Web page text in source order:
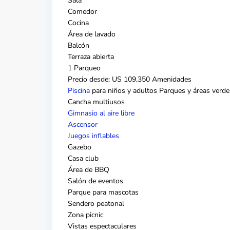
Comedor
Cocina
Área de lavado
Balcón
Terraza abierta
1 Parqueo
Precio desde: US 109,350 Amenidades
Piscina para niños y adultos Parques y áreas
Cancha multiusos
Gimnasio al aire libre
Ascensor
Juegos inflables
Gazebo
Casa club
Área de BBQ
Salón de eventos
Parque para mascotas
Sendero peatonal
Zona picnic
Vistas espectaculares